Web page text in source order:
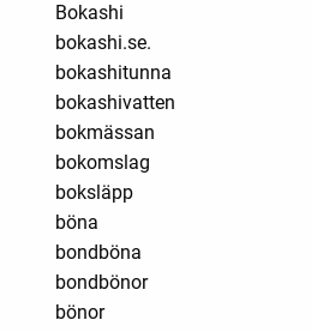
Bokashi
bokashi.se.
bokashitunna
bokashivatten
bokmässan
bokomslag
boksläpp
böna
bondböna
bondbönor
bönor